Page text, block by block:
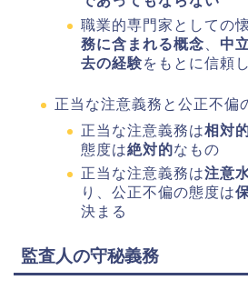
職業的専門家としての
務に含まれる概念
中
去の経験をもとに信頼
正当な注意義務と公正不偏
正当な注意義務は相対
態度は絶対的なもの
正当な注意義務は注意
り、公正不偏の態度は
決まる
監査人の守秘義務